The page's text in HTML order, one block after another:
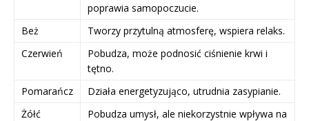
poprawia samopoczucie.
Beż
Tworzy przytulną atmosferę, wspiera relaks.
Czerwień
Pobudza, może podnosić ciśnienie krwi i
tętno.
Pomarańcz
Działa energetyzująco, utrudnia zasypianie.
Żółć
Pobudza umysł, ale niekorzystnie wpływa na